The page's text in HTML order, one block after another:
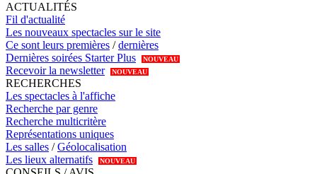
ACTUALITÉS
Fil d'actualité
Les nouveaux spectacles sur le site
Ce sont leurs premières /dernières
Dernières soirées Starter Plus
NOUVEAU
Recevoir la newsletter NOUVEAU
RECHERCHES
Les spectacles à l'affiche
Recherche par genre
Recherche multicritère
Représentations uniques
Les salles /Géolocalisation
Les lieux alternatifs
NOUVEAU